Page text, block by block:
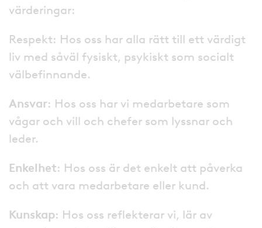
värderingar:
Respekt: Hos oss har alla rätt till ett värdigt
liv med såväl fysiskt, psykiskt som socialt
välbefinnande.
Ansvar: Hos oss har vi medarbetare som
vågar och vill och chefer som lyssnar och
leder.
Enkelhet: Hos oss är det enkelt att påverka
och att vara medarbetare eller kund.
Kunskap: Hos oss reflekterar vi, lär av